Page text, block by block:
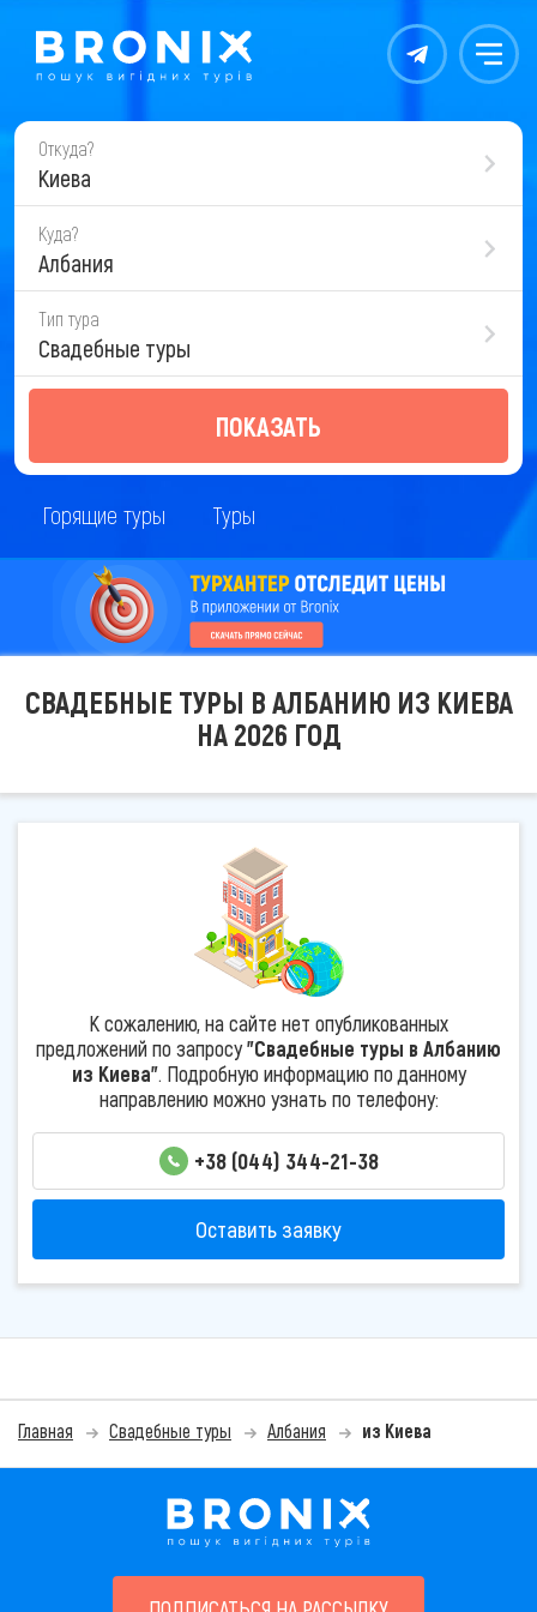
Контакты Меню
Откуда?
Киева
Куда?
Албания
Тип тура
Свадебные туры
ПОКАЗАТЬ
Горящие туры Туры
СВАДЕБНЫЕ ТУРЫ В АЛБАНИЮ ИЗ КИЕВА
НА 2026 ГОД
К сожалению, на сайте нет опубликованных
предложений по запросу"Свадебные туры в Албанию
из Киева". Подробную информацию по данному
направлению можно узнать по телефону:
+38 (044) 344-21-38
Оставить заявку
Главная Свадебные туры Албания из Киева